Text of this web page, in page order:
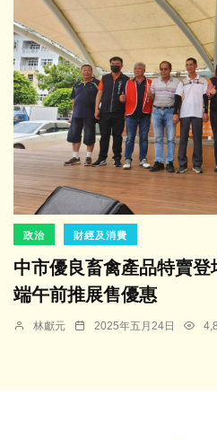
政治 財經及消費
中市優良畜禽產品特賣
端午前推展售優惠
林獻元 2025年五月24日